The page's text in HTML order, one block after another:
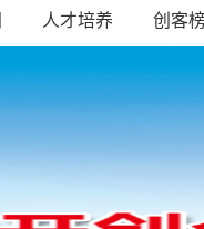
人才培养 创客